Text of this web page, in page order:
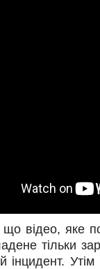
відео, яке
тільки
інцидент.